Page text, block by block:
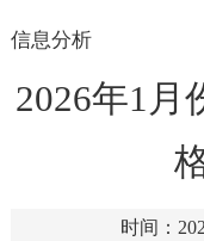
信息分析
2026年1月
时间：